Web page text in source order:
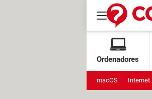
Ordenadores
macOS Internet